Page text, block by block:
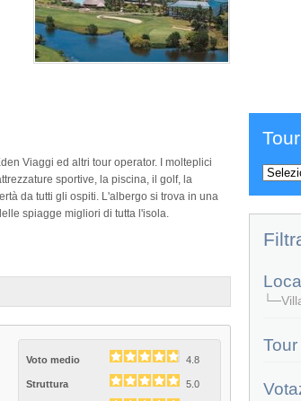
Viaggi ed altri tour operator. I molteplici
sportive, la piscina, il golf, la
da tutti gli ospiti. L'albergo si trova in una
spiagge migliori di tutta l'isola.
Voto medio
4.8
Struttura 5.0